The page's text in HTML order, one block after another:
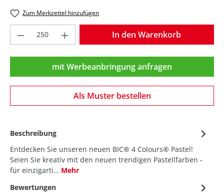
Zum Merkzettel hinzufügen
Produkt Anzahl: Gib den gewünschten
In den Warenkorb
mit Werbeanbringung anfragen
Als Muster bestellen
Beschreibung
Entdecken Sie unseren neuen BIC® 4 Colours® Pastel!
Seien Sie kreativ mit den neuen trendigen Pastellfarben -
für einzigarti… Mehr
Bewertungen